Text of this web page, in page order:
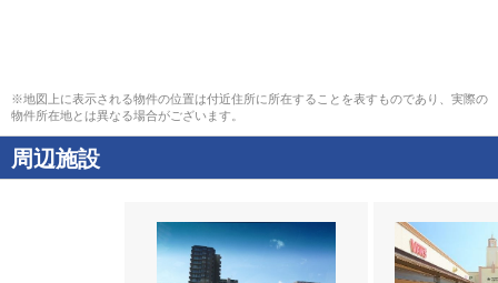
※地図上に表示される物件の位置は付近住所に所在することを表すものであり、実際の
物件所在地とは異なる場合がございます。
周辺施設